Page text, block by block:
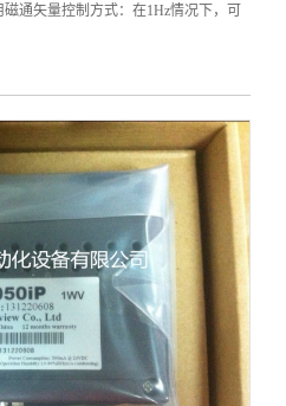
通矢量控制方式：在1Hz情况下，可
和三角波功能,带安全停止功能：实